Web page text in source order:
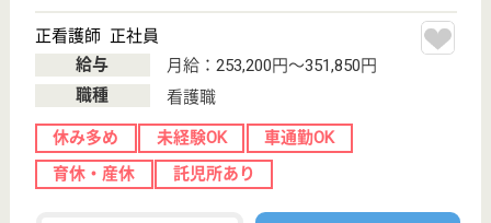
作業療法士 正社員(日勤のみ)
給与
月給：202,200円〜229,300円
リハビリ職（作業療法士）
未経験OK 住宅手当あり
育休・産休
詳細を見る WEB問合せ